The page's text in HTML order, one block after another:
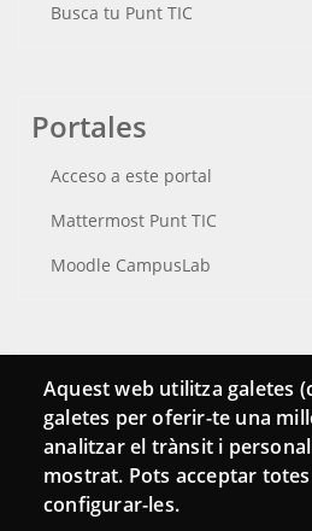
Busca tu Punt TIC
Portales
Acceso a este portal
Mattermost Punt TIC
Moodle CampusLab
Conecta
Contacto
Hemeroteca
Aquest web utilitza galetes
galetes per oferir-te una
analitzar el trànsit i
mostrat. Pots acceptar
configurar-les.